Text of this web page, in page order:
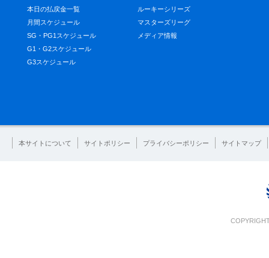
本日の払戻金一覧
月間スケジュール
SG・PG1スケジュール
G1・G2スケジュール
G3スケジュール
ルーキーシリーズ
マスターズリーグ
メディア情報
本サイトについて サイトポリシー プライバシーポリシー サイトマップ